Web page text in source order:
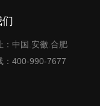
：中国.安徽.合肥
：400-990-7677